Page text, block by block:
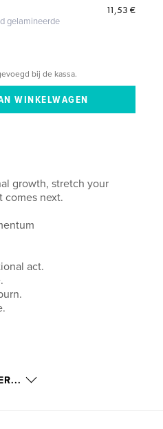
gelamineerde
11,53 €
bij de kassa.
growth, stretch your
comes next.
act.